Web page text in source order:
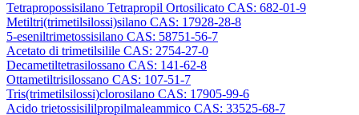
Tetrapropossisilano Tetrapropil Ortosilicato CAS: 682-01-9
Metiltri(trimetilsilossi)silano CAS: 17928-28-8
5-eseniltrimetossisilano CAS: 58751-56-7
Acetato di trimetilsilile CAS: 2754-27-0
Decametiltetrasilossano CAS: 141-62-8
Ottametiltrisilossano CAS: 107-51-7
Tris(trimetilsilossi)clorosilano CAS: 17905-99-6
Acido trietossisililpropilmaleammico CAS: 33525-68-7